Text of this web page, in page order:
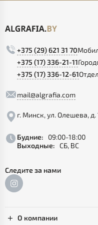
+375 (29) 621 31 70
+375 (17) 336-21-11
+375 (17) 336-12-61
mail@algrafia.com
г. Минск, ул. Олешева, д.
Будние:
09:00-18:00
Выходные: СБ, ВС
Следите за нами
О компании